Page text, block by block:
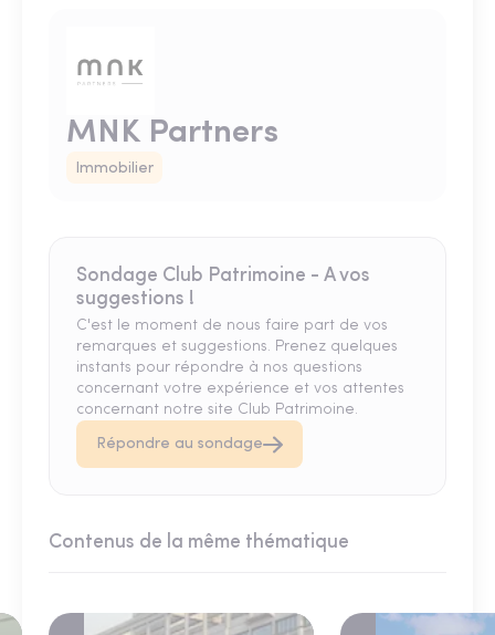
MNK Partners
Immobilier
Sondage Club Patrimoine - A vos
suggestions !
C'est le moment de nous faire part de vos
remarques et suggestions. Prenez quelques
instants pour répondre à nos questions
concernant votre expérience et vos attentes
concernant notre site Club Patrimoine.
Répondre au sondage
Contenus de la même thématique